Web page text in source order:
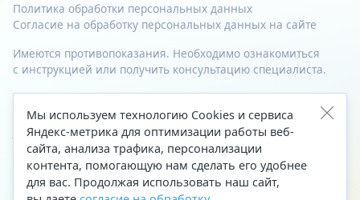
Политика обработки персональных данных
Согласие на обработку персональных данных на сайте
Имеются противопоказания. Необходимо ознакомиться
с инструкцией или получить консультацию специалиста.
© 2023—2026 Все права защищены.
Адрес
Архангельск, ул. Папанина, д. 19 (вход в здание со стороны
автоцентра «Тойота»)
Мы используем технологию Cookies и сервиса
Яндекс-метрика для оптимизации работы веб-
сайта, анализа трафика, персонализации
контента, помогающую нам сделать его удобнее
для вас. Продолжая использовать наш сайт,